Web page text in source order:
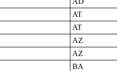
AT
AT
AZ
AZ
BA